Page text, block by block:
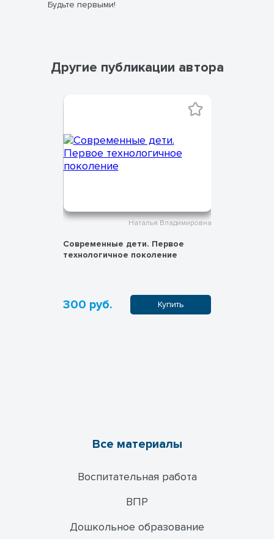
Будьте первыми!
Другие публикации автора
Наталья Владимировна
Современные дети. Первое
технологичное поколение
300 руб. Купить
Все материалы
Воспитательная работа
ВПР
Дошкольное образование